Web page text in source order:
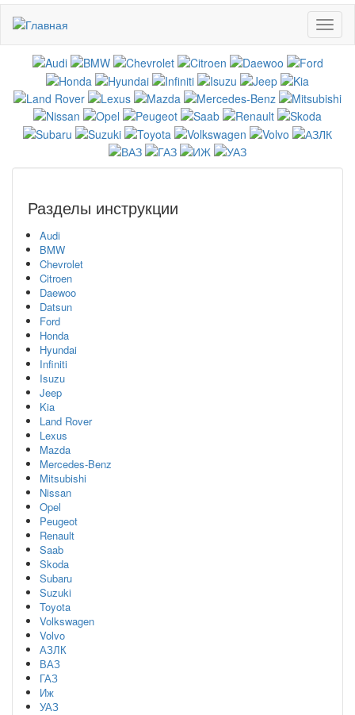
основному
содержанию
Разделы инструкции
Audi
BMW
Chevrolet
Citroen
Daewoo
Datsun
Ford
Honda
Hyundai
Infiniti
Isuzu
Jeep
Kia
Land Rover
Lexus
Mazda
Mercedes-Benz
Mitsubishi
Nissan
Opel
Peugeot
Renault
Saab
Skoda
Subaru
Suzuki
Toyota
Volkswagen
Volvo
АЗЛК
ВАЗ
ГАЗ
Иж
УАЗ